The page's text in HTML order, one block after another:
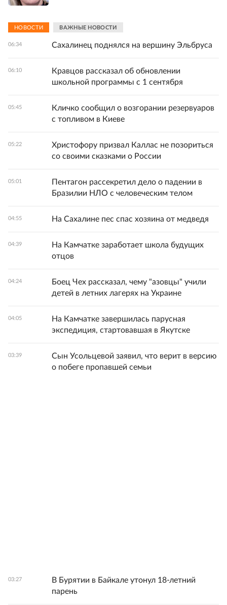
НОВОСТИ ВАЖНЫЕ НОВОСТИ
06:34 Сахалинец поднялся на вершину Эльбруса
06:10
Кравцов рассказал об обновлении
школьной программы с 1 сентября
05:45
Кличко сообщил о возгорании резервуаров
с топливом в Киеве
05:22
Христофору призвал Каллас не позориться
со своими сказками о России
05:01
Пентагон рассекретил дело о падении в
Бразилии НЛО с человеческим телом
04:55 На Сахалине пес спас хозяина от медведя
04:39
На Камчатке заработает школа будущих
отцов
04:24
Боец Чех рассказал, чему "азовцы" учили
детей в летних лагерях на Украине
04:05
На Камчатке завершилась парусная
экспедиция, стартовавшая в Якутске
03:39
Сын Усольцевой заявил, что верит в версию
о побеге пропавшей семьи
03:27
В Бурятии в Байкале утонул 18-летний
парень